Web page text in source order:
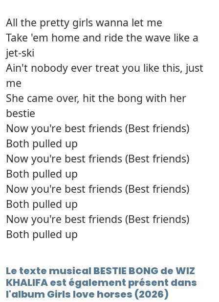
All the pretty girls wanna let me
Take 'em home and ride the wave like a
jet-ski
Ain't nobody ever treat you like this, just
me
She came over, hit the bong with her
bestie
Now you're best friends (Best friends)
Both pulled up
Now you're best friends (Best friends)
Both pulled up
Now you're best friends (Best friends)
Both pulled up
Now you're best friends (Best friends)
Both pulled up
Le texte musical BESTIE BONG de WIZ
KHALIFA est également présent dans
l'album Girls love horses (2026)